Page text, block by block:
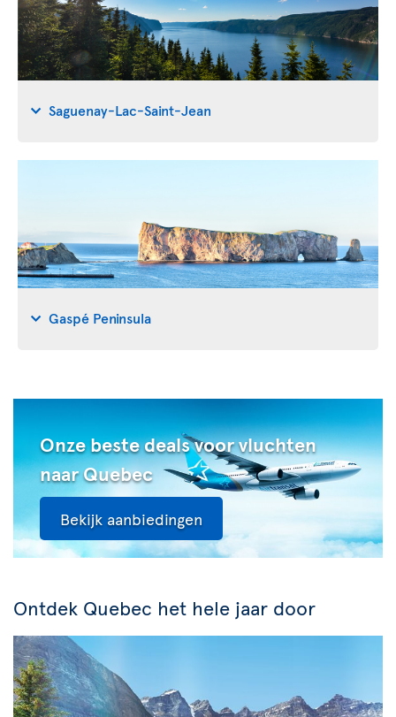
Saguenay-Lac-Saint-Jean
Gaspé Peninsula
Onze beste deals voor vluchten
naar Quebec
Bekijk aanbiedingen
Ontdek Quebec het hele jaar door